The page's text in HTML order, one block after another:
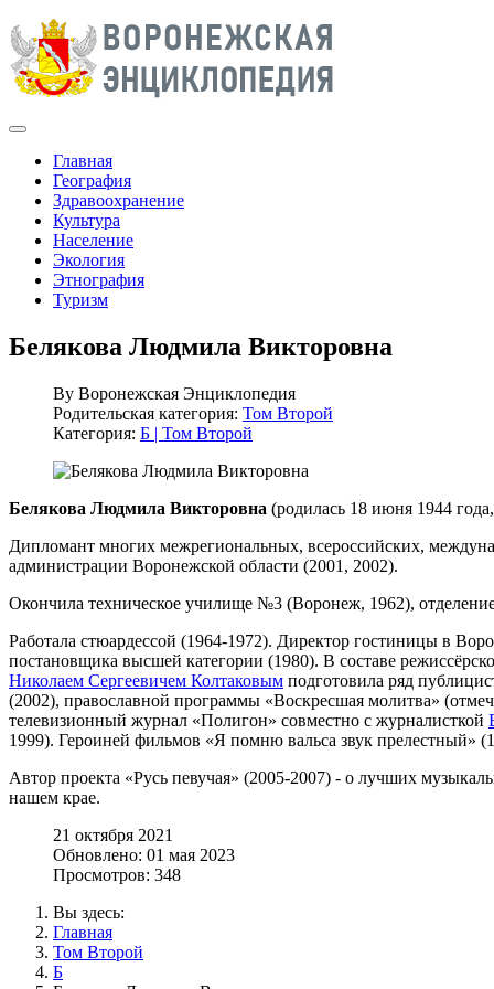
Главная
География
Здравоохранение
Культура
Население
Экология
Этнография
Туризм
Белякова Людмила Викторовна
By Воронежская Энциклопедия
Родительская категория: Том Второй
Категория: Б | Том Второй
Белякова Людмила Викторовна (родилась 18 июня 1944
Дипломант многих межрегиональных, всероссийских,
администрации Воронежской области (2001, 2002).
Окончила техническое училище №3 (Воронеж, 1962),
Работала стюардессой (1964-1972). Директор гостиницы в
постановщика высшей категории (1980). В составе
Николаем Сергеевичем Колтаковым подготовила ряд
(2002), православной программы «Воскресшая молитва»
телевизионный журнал «Полигон» совместно с журналисткой
1999). Героиней фильмов «Я помню вальса звук прелестный»
Автор проекта «Русь певучая» (2005-2007) - о лучших
нашем крае.
21 октября 2021
Обновлено: 01 мая 2023
Просмотров: 348
Вы здесь:
Главная
Том Второй
Б